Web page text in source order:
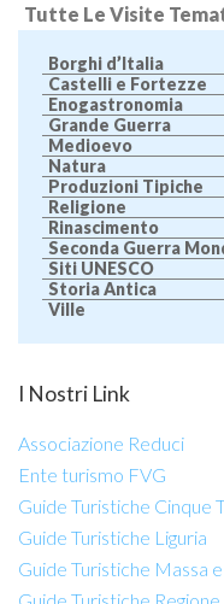
Tutte Le Visite
Borghi d’Italia
Castelli e Fortezze
Enogastronomia
Grande Guerra
Medioevo
Natura
Produzioni Tipiche
Religione
Rinascimento
Seconda Guerra
Siti UNESCO
Storia Antica
Ville
I Nostri Link
Associazione Reduci
Ente turismo FVG
Guide Turistiche Cinque
Guide Turistiche Liguria
Guide Turistiche Massa